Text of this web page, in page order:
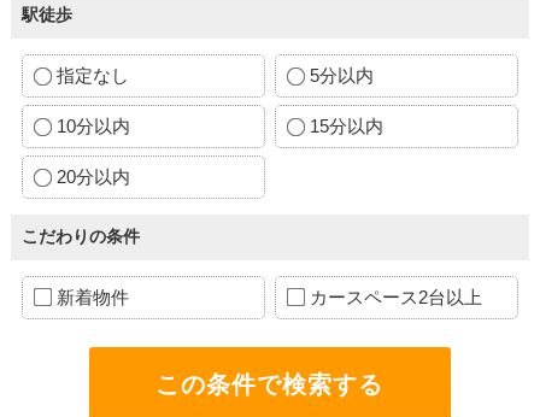
駅徒歩
指定なし 5分以内
10分以内 15分以内
20分以内
こだわりの条件
新着物件 カースペース2台以上